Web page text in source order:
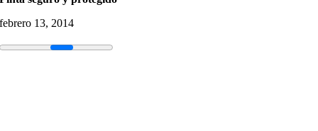
febrero 13, 2014